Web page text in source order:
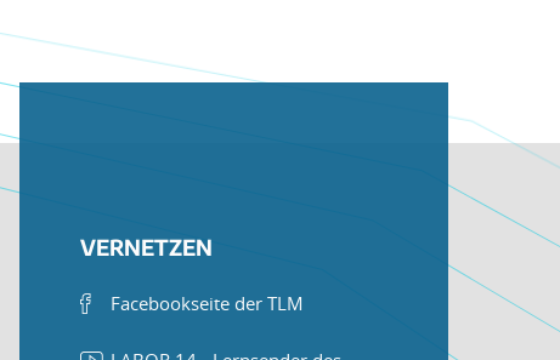
VERNETZEN
Facebookseite der TLM